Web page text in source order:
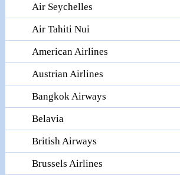
Air Seychelles
Air Tahiti Nui
American Airlines
Austrian Airlines
Bangkok Airways
Belavia
British Airways
Brussels Airlines